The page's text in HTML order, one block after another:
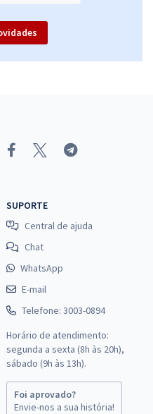
109,98 (-20%)
à vista
Agropecuária - Opção:
e Campos Experimentais -
R$36,66
109,98 (-20%)
SUPORTE
Central de ajuda
Chat
WhatsApp
E-mail
Telefone: 3003-0894
Horário de atendimento:
segunda a sexta (8h às 20h),
sábado (9h às 13h).
Foi aprovado?
Envie-nos a sua história!